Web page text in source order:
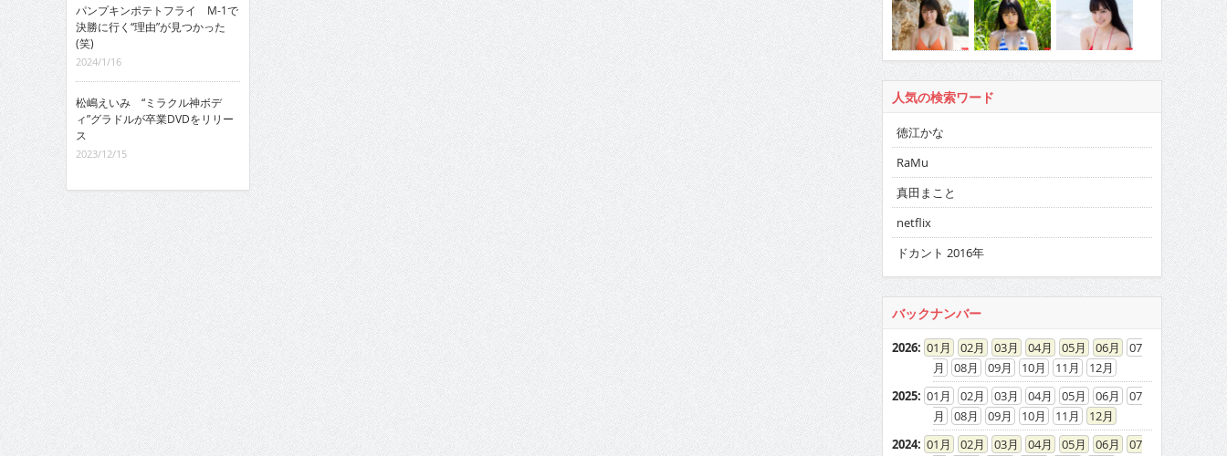
パンプキンポテトフライ M-1で
決勝に行く“理由”が見つかった
(笑)
2024/1/16
松嶋えいみ “ミラクル神ボデ
ィ”グラドルが卒業DVDをリリー
ス
2023/12/15
人気の検索ワード
徳江かな
RaMu
真田まこと
netflix
ドカント 2016年
バックナンバー
2026: 01 02 03 04 05 06
07
08
09 10 11
12
2025: 01 02 03 04 05 06
07
08
09 10 11
12
2024: 01 02 03 04 05 06
07